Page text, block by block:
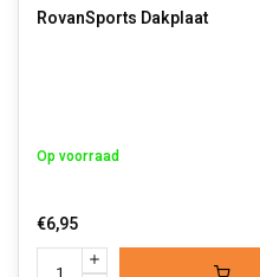
RovanSports Dakplaat
Op voorraad
€6,95